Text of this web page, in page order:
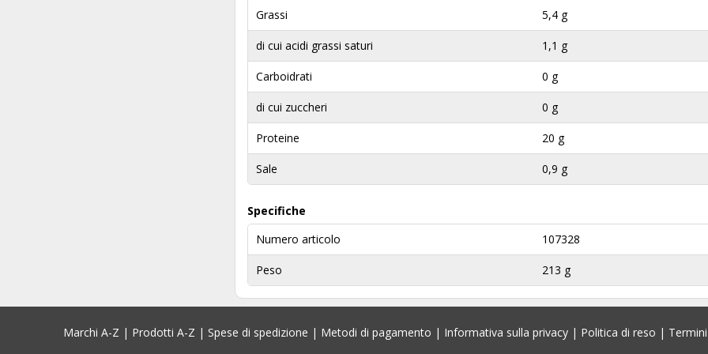
Grassi 5,4 g
di cui acidi grassi saturi 1,1 g
Carboidrati 0 g
di cui zuccheri 0 g
Proteine 20 g
Sale 0,9 g
Specifiche
Numero articolo
107328
Peso 213 g
Marchi A-Z | Prodotti A-Z | Spese di spedizione | Metodi di pagamento | Informativa sulla privacy | Politica di reso |